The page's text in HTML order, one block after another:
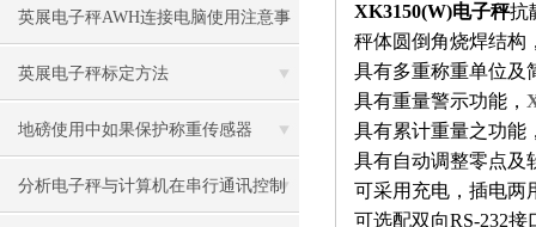
英展电子秤AWH连接电脑使用注意事
项
英展电子秤标定方法
地磅使用中如果保护称重传感器
分析电子秤与计算机在串行通讯控制
XK3150(W)电子秤抗
秤体圆倒角烧焊结构
具有多重称重单位及
具有重量警示功能，
具有累计重量之功能
具有自动调整零点及
可采用充电，插电两
可选配双向RS-232